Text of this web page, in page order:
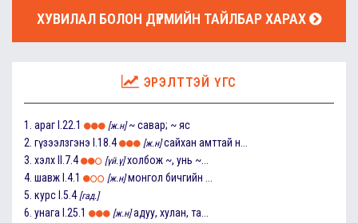
ХУВИЛАЛ БОЛОН ДҮРМИЙН ТАЙЛБАР ХАРАХ
ЭРЭЛТТЭЙ ҮГС
1. араг I.22.1 [ж.н] ~ савар; ~ яс
2. гүзээлзгэнэ I.18.4 [ж.н] сайхан амттай н...
3. хэлх II.7.4 [үй.ү] холбож ~, унь ~...
4. шавж I.4.1 [ж.н] монгол бичгийн ...
5. курс I.5.4 [гад.]
6. унага I.25.1 [ж.н] адуу, хулан, та...